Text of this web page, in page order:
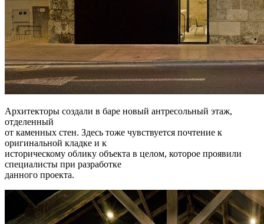
Архитекторы создали в баре новый антресольный этаж,
отделенный
от каменных стен. Здесь тоже чувствуется почтение к
оригинальной кладке и к
историческому облику объекта в целом, которое проявили
специалисты при разработке
данного проекта.